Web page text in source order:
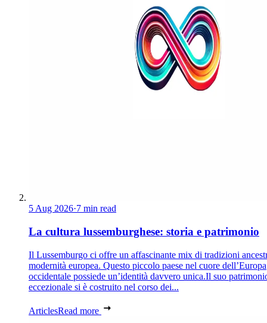
5 Aug 2026·7 min read
La cultura lussemburghese: storia e patrimonio
Il Lussemburgo ci offre un affascinante mix di tradizioni
modernità europea. Questo piccolo paese nel cuore dell’Europa
occidentale possiede un’identità davvero unica.Il suo
eccezionale si è costruito nel corso dei...
ArticlesRead more